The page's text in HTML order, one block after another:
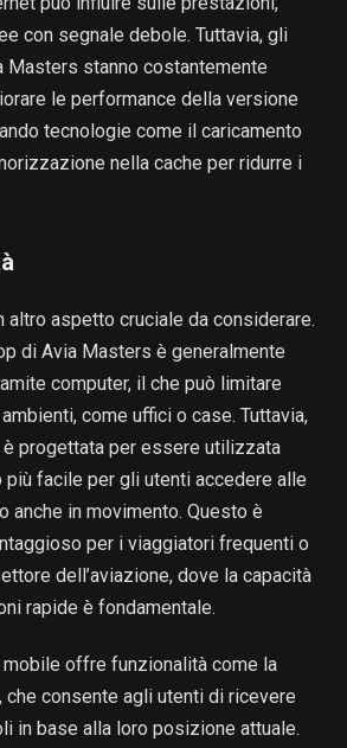
con segnale debole. Tuttavia, gli
Masters stanno costantemente
le performance della versione
tecnologie come il caricamento
nella cache per ridurre i
altro aspetto cruciale da considerare.
di Avia Masters è generalmente
computer, il che può limitare
ambienti, come uffici o case. Tuttavia,
è progettata per essere utilizzata
più facile per gli utenti accedere alle
anche in movimento. Questo è
per i viaggiatori frequenti o
dell’aviazione, dove la capacità
rapide è fondamentale.
offre funzionalità come la
consente agli utenti di ricevere
in base alla loro posizione attuale.